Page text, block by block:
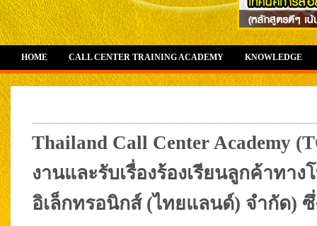
HOME CALL CENTER TRAINING ACADEMY KNOWLEDGE
Thailand Call Center Academy
งานและรับเรื่องร้องเรียนลูกค้าท
อิเล็กทรอนิกส์ (ไทยแลนด์) จำกัด)